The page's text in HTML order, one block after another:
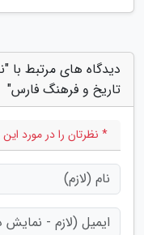
دیدگاه های مرتبط با
تاریخ و فرهنگ فارس"
* نظرتان را در مورد این